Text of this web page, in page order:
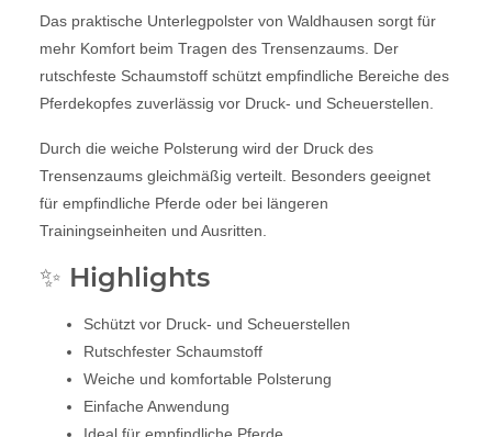
Das praktische Unterlegpolster von Waldhausen sorgt für
mehr Komfort beim Tragen des Trensenzaums. Der
rutschfeste Schaumstoff schützt empfindliche Bereiche des
Pferdekopfes zuverlässig vor Druck- und Scheuerstellen.
Durch die weiche Polsterung wird der Druck des
Trensenzaums gleichmäßig verteilt. Besonders geeignet
für empfindliche Pferde oder bei längeren
Trainingseinheiten und Ausritten.
✨ Highlights
Schützt vor Druck- und Scheuerstellen
Rutschfester Schaumstoff
Weiche und komfortable Polsterung
Einfache Anwendung